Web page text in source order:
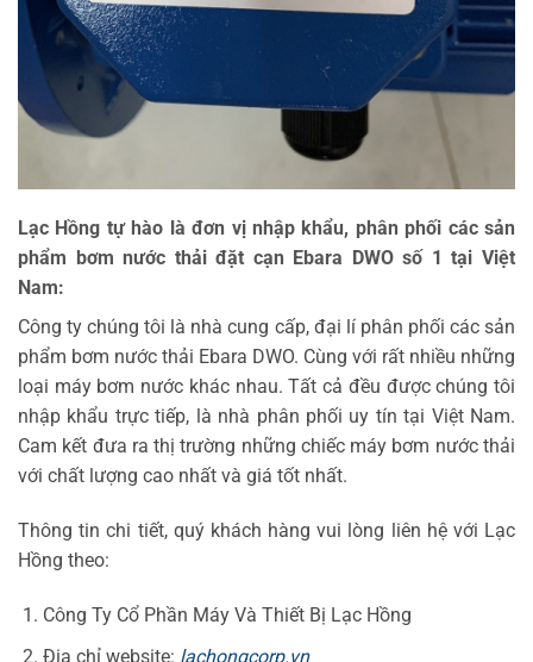
Lạc Hồng tự hào là đơn vị nhập khẩu, phân phối các sản
phẩm bơm nước thải đặt cạn Ebara DWO số 1 tại Việt
Nam:
Công ty chúng tôi là nhà cung cấp, đại lí phân phối các sản
phẩm bơm nước thải Ebara DWO. Cùng với rất nhiều những
loại máy bơm nước khác nhau. Tất cả đều được chúng tôi
nhập khẩu trực tiếp, là nhà phân phối uy tín tại Việt Nam.
Cam kết đưa ra thị trường những chiếc máy bơm nước thải
với chất lượng cao nhất và giá tốt nhất.
Thông tin chi tiết, quý khách hàng vui lòng liên hệ với Lạc
Hồng theo:
Công Ty Cổ Phần Máy Và Thiết Bị Lạc Hồng
Địa chỉ website: lachongcorp.vn